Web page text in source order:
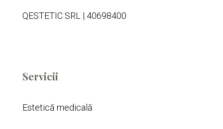
QESTETIC SRL | 40698400
Servicii
Estetică medicală